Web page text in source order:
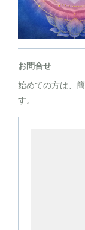
お問合せ
始めての方は、
す。